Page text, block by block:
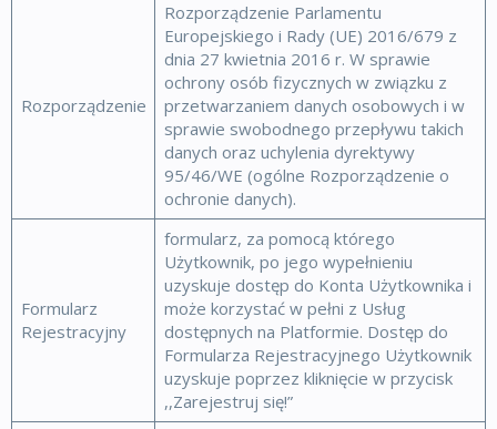
Rozporządzenie
Rozporządzenie Parlamentu
Europejskiego i Rady (UE) 2016/679 z
dnia 27 kwietnia 2016 r. W sprawie
ochrony osób fizycznych w związku z
przetwarzaniem danych osobowych i w
sprawie swobodnego przepływu takich
danych oraz uchylenia dyrektywy
95/46/WE (ogólne Rozporządzenie o
ochronie danych).
Formularz
Rejestracyjny
formularz, za pomocą którego
Użytkownik, po jego wypełnieniu
uzyskuje dostęp do Konta Użytkownika i
może korzystać w pełni z Usług
dostępnych na Platformie. Dostęp do
Formularza Rejestracyjnego Użytkownik
uzyskuje poprzez kliknięcie w przycisk
,,Zarejestruj się!”